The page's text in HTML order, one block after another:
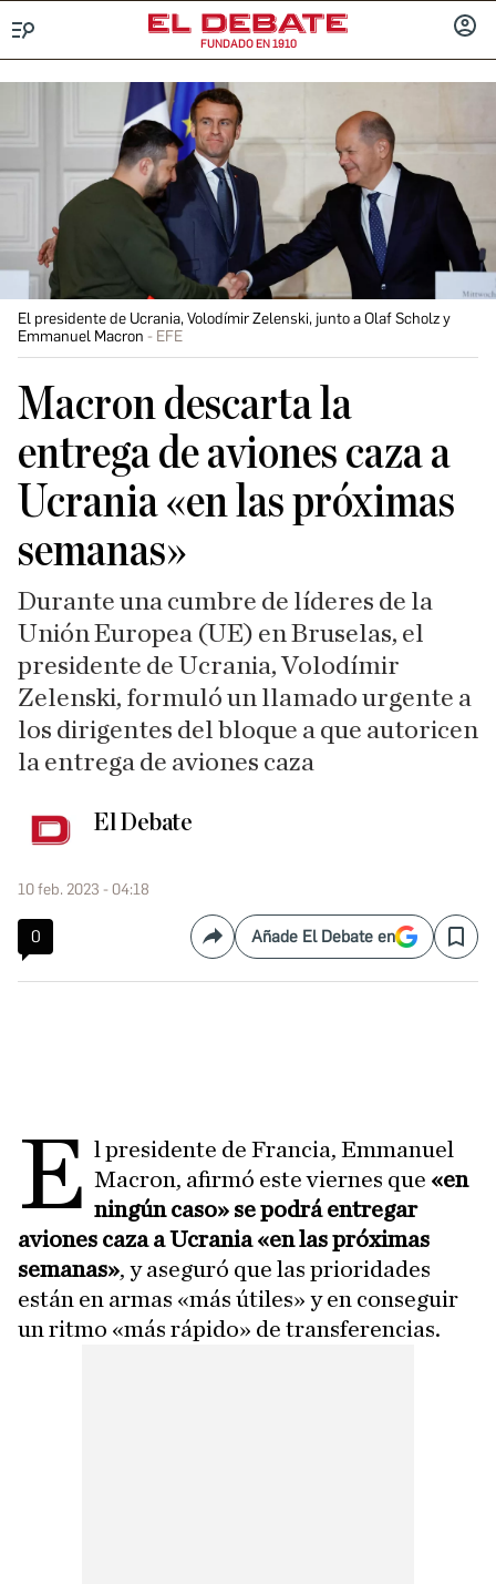
FUNDADO EN 1910
El presidente de Ucrania, Volodímir Zelenski, junto a Olaf Scholz y
Emmanuel Macron
EFE
Macron descarta la
entrega de aviones caza a
Ucrania «en las próximas
semanas»
Durante una cumbre de líderes de la
Unión Europea (UE) en Bruselas, el
presidente de Ucrania, Volodímir
Zelenski, formuló un llamado urgente a
los dirigentes del bloque a que autoricen
la entrega de aviones caza
El Debate
10 feb. 2023 - 04:18
0 CompartirAñade El Debate en Save
E l presidente de Francia, Emmanuel
Macron, afirmó este viernes que «en
ningún caso» se podrá entregar
aviones caza a Ucrania «en las próximas
semanas», y aseguró que las prioridades
están en armas «más útiles» y en conseguir
un ritmo «más rápido» de transferencias.